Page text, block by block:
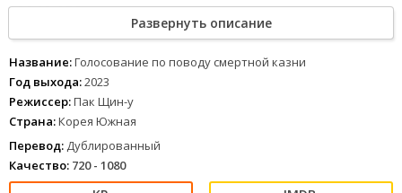
12345 678
Развернуть описание
Название:Голосование по поводу смертной казни
Год выхода:2023
Режиссер:Пак Щин-у
Страна:Корея Южная
Перевод: Дублированный
Качество: 720 - 1080